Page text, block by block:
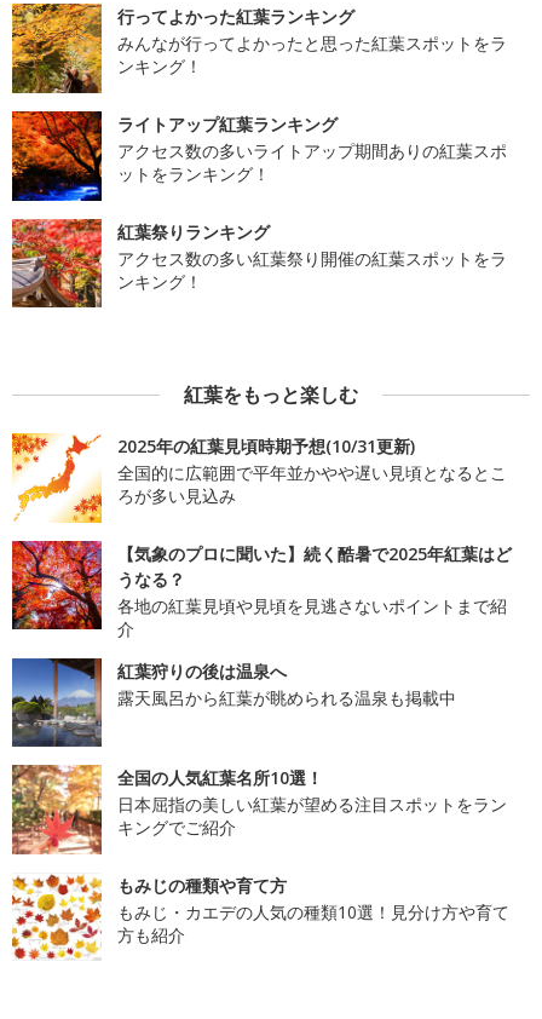
行ってよかった紅葉ランキング
みんなが行ってよかったと思った紅葉スポットをラ
ンキング！
ライトアップ紅葉ランキング
アクセス数の多いライトアップ期間ありの紅葉スポ
ットをランキング！
紅葉祭りランキング
アクセス数の多い紅葉祭り開催の紅葉スポットをラ
ンキング！
紅葉をもっと楽しむ
2025年の紅葉見頃時期予想(10/31更新)
全国的に広範囲で平年並かやや遅い見頃となるとこ
ろが多い見込み
【気象のプロに聞いた】続く酷暑で2025年紅葉はど
うなる？
各地の紅葉見頃や見頃を見逃さないポイントまで紹
介
紅葉狩りの後は温泉へ
露天風呂から紅葉が眺められる温泉も掲載中
全国の人気紅葉名所10選！
日本屈指の美しい紅葉が望める注目スポットをラン
キングでご紹介
もみじの種類や育て方
もみじ・カエデの人気の種類10選！見分け方や育て
方も紹介